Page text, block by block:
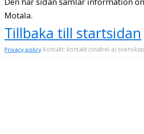
Motala.
Tillbaka till startsidan
Privacy policy Kontakt: kontakt (snabel-a)